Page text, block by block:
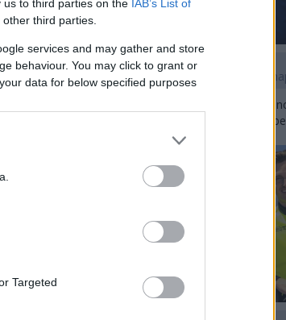
to third parties on the IAB’s List of
third parties.
services and may gather and store
behaviour. You may click to grant or
data for below specified purposes
Targeted
pozíció és az
túl
a HUMP,
Ezenkívül
a
közelgő 1-es
szélesebb
1
Újabb korábbi F2-es
E-